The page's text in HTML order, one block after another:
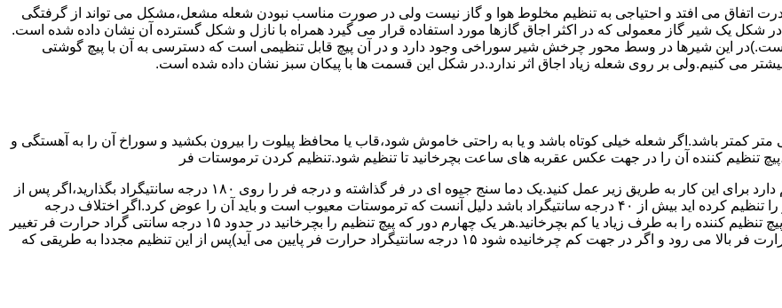
اتفاق می افتد و احتیاجی به تنظیم مخلوط هوا و گاز نیست ولی در صورت مناسب نبودن شعله مشعل،مشکل می تواند از گرفتگی
شکل یک شیر گاز معمولی که در اکثر اجاق گازها مورد استفاده قرار می گیرد همراه با نازل و شکل گسترده آن نشان داده شده است.
این شیرها در وسط محور چرخش شیر سوراخی وجود دارد و در آن پیچ قابل تنظیمی است که دسترسی به آن با پیچ گوشتی
بیشتر می کنیم.ولی بر روی شعله زیاد اجاق اثر ندارد.در شکل این قسمت ها با پیکان سبز نشان داده شده است.
پیلوت باید آبی باشد و طول شعله پیلوت معمولا نباید از ۶ میلی متر کمتر باشد.اگر شعله خیلی کوتاه باشد و یا به راحتی خاموش شود،قاب یا محافظ پیلوت را بیرون بکشید و سوراخ آن را به آهستگی و
تنظیم کننده آن را در جهت عکس عقربه های ساعت بچرخانید تا تنظیم شود.تنظیم کردن ترموستات فر
اگر حرارت فر خیلی زیاد یا خیلی کم باشد ترموستات آن احتیاج به تنظیم دارد برای این کار به طریق زیر عمل کنید.یک دما سنج جیوه ای در فر گذاشته و درجه فر را روی ۱۸۰ درجه سانتیگراد بگذارید،اگر پس از
۱۰ تا ۲۰ دقیقه اختلاف درجه ای که دماسنج نشان می دهد با آنچه که فر را تنظیم کرده اید بیش از ۴۰ درجه سانتیگراد باشد دلیل آنست که ترموستات معیوب است و باید آن را عوض کرد.اگر اختلاف درجه
دماسنج با آنچه که فر را تنظیم کرده اید کم باشد دکمه کنترل را بسته و پیچ تنظیم کننده را به طرف زیاد یا کم بچرخانید.هر یک چهارم دور که پیچ تنظیم را بچرخانید در حدود ۱۵ درجه سانتی گراد حرارت فر تغییر
می کند.(اگر پیچ تنظیم را در جهت زیاد بچرخانید ۱۵ درجه سانتی گراد حرارت فر بالا می رود و اگر در جهت کم چرخانیده شود ۱۵ درجه سانتیگراد حرارت فر پایین می آید)پس از این تنظیم مجددا به طریقی که